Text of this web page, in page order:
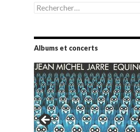
Rechercher :
Albums et concerts